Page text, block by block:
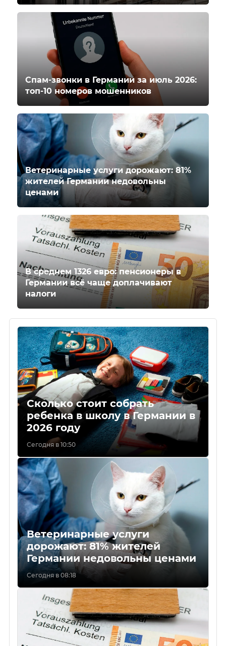
Спам-звонки в Германии за июль 2026:
топ-10 номеров мошенников
Ветеринарные услуги дорожают: 81%
жителей Германии недовольны
ценами
В среднем 1326 евро: пенсионеры в
Германии всё чаще доплачивают
налоги
Сколько стоит собрать
ребенка в школу в Германии в
2026 году
Сегодня в 10:50
Ветеринарные услуги
дорожают: 81% жителей
Германии недовольны ценами
Сегодня в 08:18